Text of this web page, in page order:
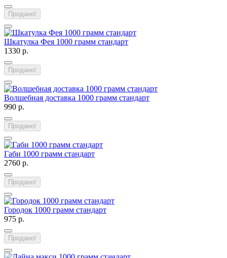
Продано!
Шкатулка Фея 1000 грамм стандарт
1330 р.
Продано!
Волшебная доставка 1000 грамм стандарт
990 р.
Продано!
Габи 1000 грамм стандарт
2760 р.
Продано!
Городок 1000 грамм стандарт
975 р.
Продано!